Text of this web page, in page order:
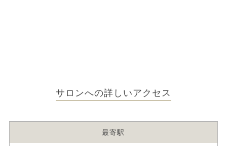
サロンへの詳しいアクセス
最寄駅